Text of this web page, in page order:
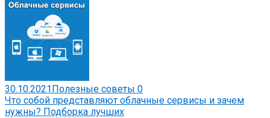
30.10.2021Полезные советы 0
Что собой представляют облачные сервисы и зачем
нужны? Подборка лучших